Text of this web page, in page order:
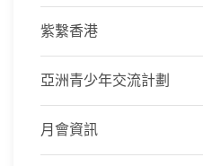
紫繫香港
亞洲青少年交流計劃
月會資訊